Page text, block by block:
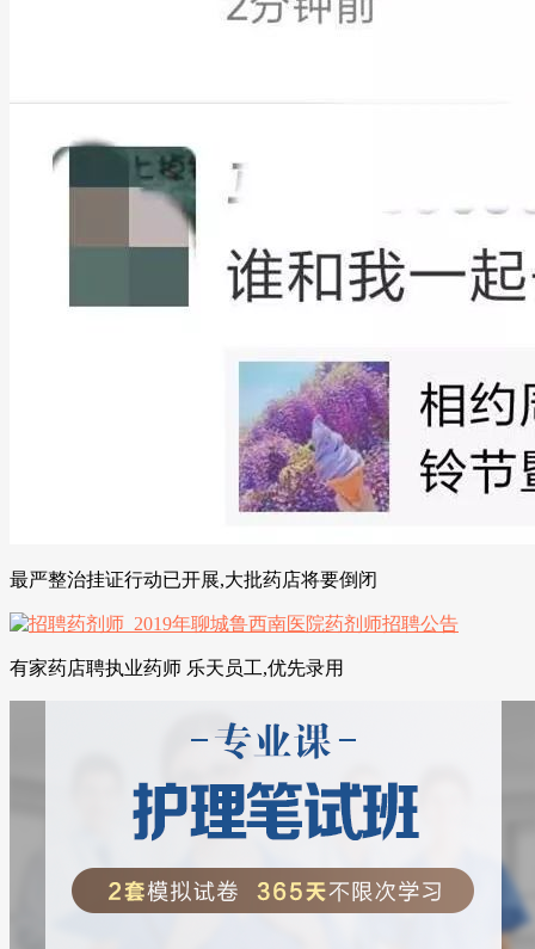
最严整治挂证行动已开展,大批药店将要倒闭
有家药店聘执业药师 乐天员工,优先录用